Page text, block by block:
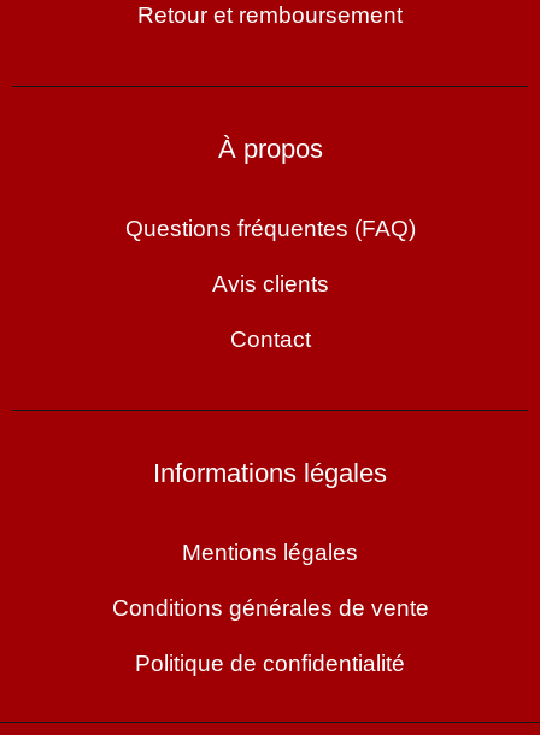
Retour et remboursement
À propos
Questions fréquentes (FAQ)
Avis clients
Contact
Informations légales
Mentions légales
Conditions générales de vente
Politique de confidentialité